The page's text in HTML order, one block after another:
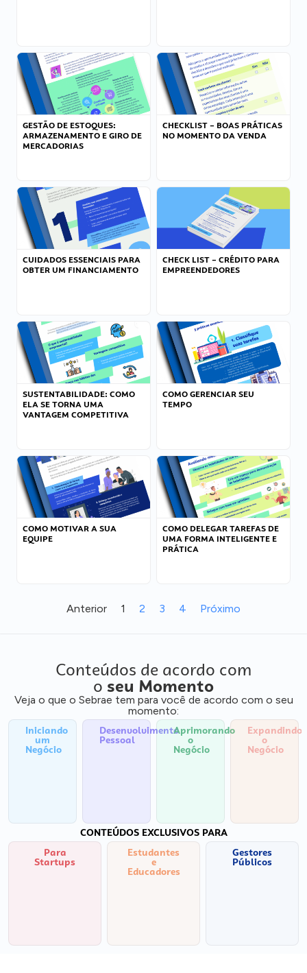
GESTÃO DE ESTOQUES:
ARMAZENAMENTO E GIRO DE
MERCADORIAS
CHECKLIST – BOAS PRÁTICAS
NO MOMENTO DA VENDA
CUIDADOS ESSENCIAIS PARA
OBTER UM FINANCIAMENTO
CHECK LIST – CRÉDITO PARA
EMPREENDEDORES
SUSTENTABILIDADE: COMO
ELA SE TORNA UMA
VANTAGEM COMPETITIVA
COMO GERENCIAR SEU
TEMPO
COMO MOTIVAR A SUA
EQUIPE
COMO DELEGAR TAREFAS DE
UMA FORMA INTELIGENTE E
PRÁTICA
Anterior 1 2 3 4 Próximo
Conteúdos de acordo com
o seu Momento
Veja o que o Sebrae tem para você de acordo com o seu
momento:
Iniciando
um
Negócio
Desenvolvimento
Pessoal
Aprimorando
o
Negócio
Expandindo
o
Negócio
CONTEÚDOS EXCLUSIVOS PARA
Para
Startups
Estudantes
e
Educadores
Gestores
Públicos